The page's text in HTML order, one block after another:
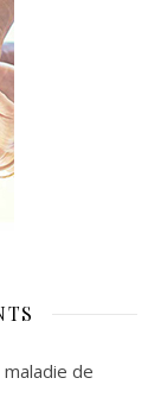
de